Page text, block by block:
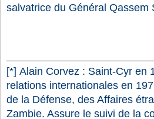
salvatrice du Général Qassem
[*] Alain Corvez : Saint-Cyr en
relations internationales en
de la Défense, des Affaires
Zambie. Assure le suivi de la